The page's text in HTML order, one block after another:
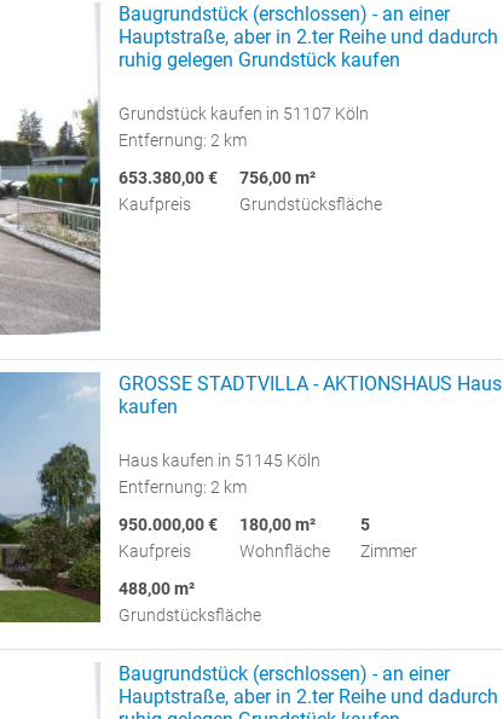
Baugrundstück (erschlossen) - an einer
Hauptstraße, aber in 2.ter Reihe und dadurch
ruhig gelegen Grundstück kaufen
Grundstück kaufen in 51107 Köln
Entfernung: 2 km
653.380,00 €
Kaufpreis
756,00 m²
Grundstücksfläche
GROSSE STADTVILLA - AKTIONSHAUS Haus
kaufen
Haus kaufen in 51145 Köln
Entfernung: 2 km
950.000,00 €
Kaufpreis
180,00 m²
Wohnfläche
5
Zimmer
488,00 m²
Grundstücksfläche
Baugrundstück (erschlossen) - an einer
Hauptstraße, aber in 2.ter Reihe und dadurch